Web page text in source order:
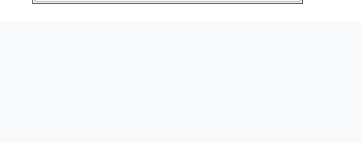
¿Tienes alguna duda? 900 264 357